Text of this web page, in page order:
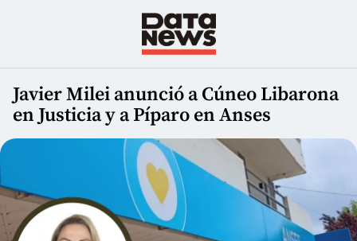
Javier Milei anunció a Cúneo Libarona
en Justicia y a Píparo en Anses